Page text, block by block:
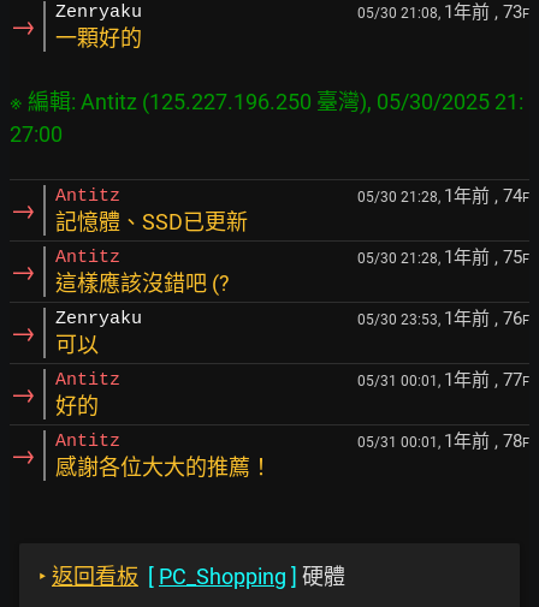
→ Zenryaku 05/30 21:08, 1年前 , 73F
一顆好的
※ 編輯: Antitz (125.227.196.250 臺灣), 05/30/2025 21:
→ Antitz 05/30 21:28, 1年前 , 74F
記憶體、SSD已更新
→ Antitz 05/30 21:28, 1年前 , 75F
這樣應該沒錯吧 (?
→ Zenryaku 05/30 23:53, 1年前 , 76F
可以
→ Antitz 05/31 00:01, 1年前 , 77F
好的
→ Antitz 05/31 00:01, 1年前 , 78F
感謝各位大大的推薦！
‣ 返回看板 [ PC_Shopping ] 硬體